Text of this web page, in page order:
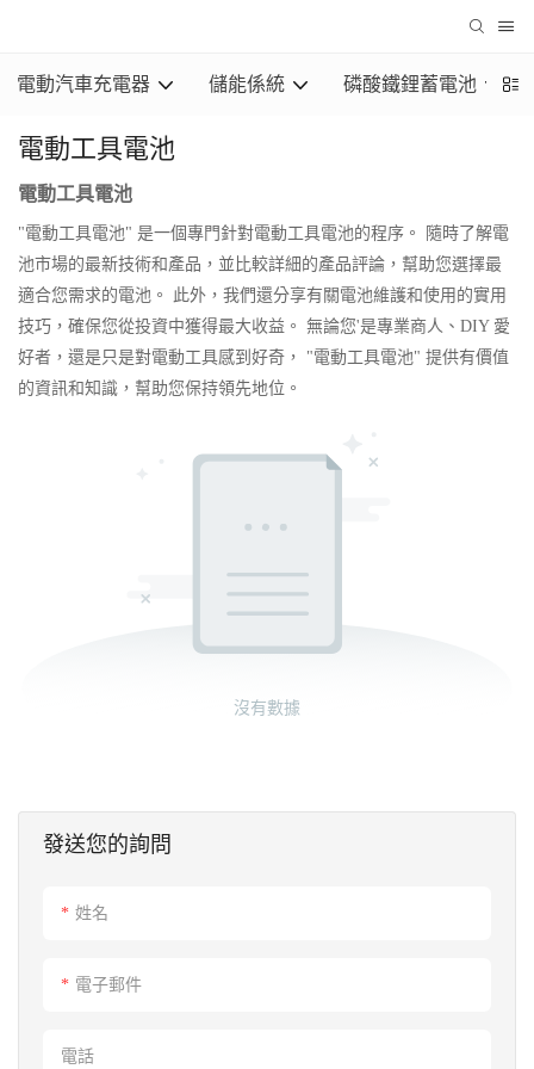
電動汽車充電器 儲能係統 磷酸鐵鋰蓄電池
電動工具電池
電動工具電池
"電動工具電池" 是一個專門針對電動工具電池的程序。 隨時了解電
池市場的最新技術和產品，並比較詳細的產品評論，幫助您選擇最
適合您需求的電池。 此外，我們還分享有關電池維護和使用的實用
技巧，確保您從投資中獲得最大收益。 無論您'是專業商人、DIY 愛
好者，還是只是對電動工具感到好奇， "電動工具電池" 提供有價值
的資訊和知識，幫助您保持領先地位。
發送您的詢問
姓名
電子郵件
電話
沒有數據